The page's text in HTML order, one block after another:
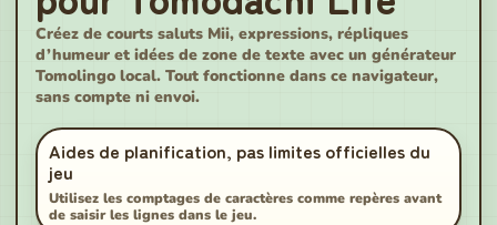
Créez de courts saluts Mii, expressions, répliques
d’humeur et idées de zone de texte avec un générateur
Tomolingo local. Tout fonctionne dans ce navigateur,
sans compte ni envoi.
Aides de planification, pas limites officielles du
jeu
Utilisez les comptages de caractères comme repères avant
de saisir les lignes dans le jeu.